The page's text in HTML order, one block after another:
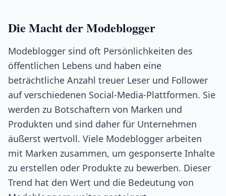
Die Macht der Modeblogger
Modeblogger sind oft Persönlichkeiten des
öffentlichen Lebens und haben eine
beträchtliche Anzahl treuer Leser und Follower
auf verschiedenen Social-Media-Plattformen. Sie
werden zu Botschaftern von Marken und
Produkten und sind daher für Unternehmen
äußerst wertvoll. Viele Modeblogger arbeiten
mit Marken zusammen, um gesponserte Inhalte
zu erstellen oder Produkte zu bewerben. Dieser
Trend hat den Wert und die Bedeutung von